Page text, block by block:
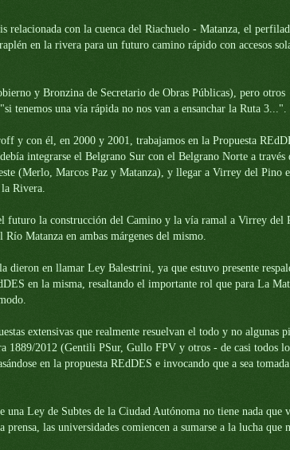
relacionada con la cuenca del Riachuelo - Matanza, el
en la rivera para un futuro camino rápido con accesos
y Bronzina de Secretario de Obras Públicas), pero otros
tenemos una vía rápida no nos van a ensanchar la Ruta3...".
y con él, en 2000 y 2001, trabajamos en la Propuesta
integrarse el Belgrano Sur con el Belgrano Norte a través
(Merlo, Marcos Paz y Matanza), y llegar a Virrey del Pino
la Rivera.
futuro la construcción del Camino y la vía ramal a Virrey del
Matanza en ambas márgenes del mismo.
dieron en llamar Ley Balestrini, ya que estuvo presente
en la misma, resaltando el importante rol que para La
extensivas que realmente resuelvan el todo y no algunas
1889/2012 (Gentili PSur, Gullo FPV y otros - de casi todos
en la propuesta REdDES e invocando que a sea tomada
una Ley de Subtes de la Ciudad Autónomano tiene nada que
las universidades comiencen a sumarse a la lucha que